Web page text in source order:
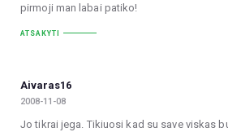
pirmoji man labai patiko!
ATSAKYTI
Aivaras16
2008-11-08
Jo tikrai jega. Tikiuosi kad su save viskas